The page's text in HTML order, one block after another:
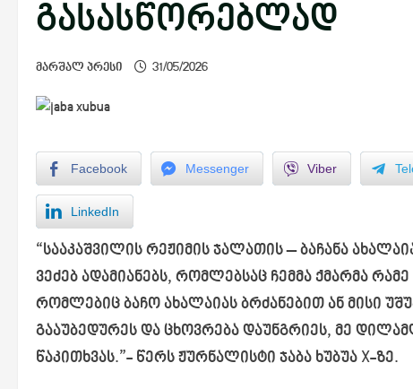
გასასწორებლად
მარშალ პრესი 31/05/2026
Facebook Messenger Viber
LinkedIn
“სააკაშვილის რეჟიმის ჯალათის – ბაჩანა
ვეძებ ადამიანებს, რომლებსაც ჩემმა ქმარმა
რომლებიც ბაჩო ახალაიას ბრძანებით ან მისი
გააუბედურეს და ცხოვრება დაუნგრიეს, მე
წაკითხვას.”- წერს ჟურნალისტი ჯაბა ხუბუა X-ზე.